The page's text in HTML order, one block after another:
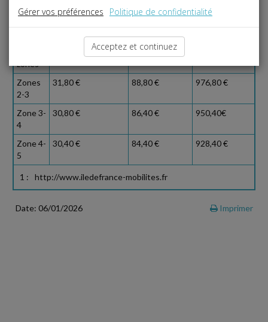
Gérer vos préférences
Politique de confidentialité
Acceptez et continuez
zones
90,80 €
Zones
2-3
31,80 € 88,80 € 976,80 €
Zone 3-
4
30,80 € 86,40 € 950,40€
Zone 4-
5
30,40 € 84,40 € 928,40 €
1 : http://www.iledefrance-mobilites.fr
Date: 06/01/2026 Imprimer